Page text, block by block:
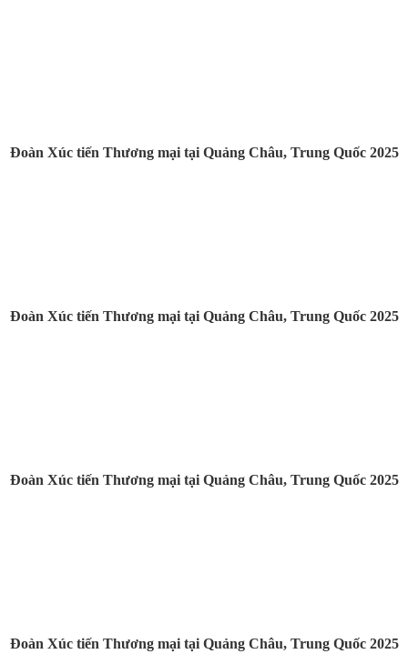
Đoàn Xúc tiến Thương mại tại Quảng Châu, Trung Quốc 2025
Đoàn Xúc tiến Thương mại tại Quảng Châu, Trung Quốc 2025
Đoàn Xúc tiến Thương mại tại Quảng Châu, Trung Quốc 2025
Đoàn Xúc tiến Thương mại tại Quảng Châu, Trung Quốc 2025